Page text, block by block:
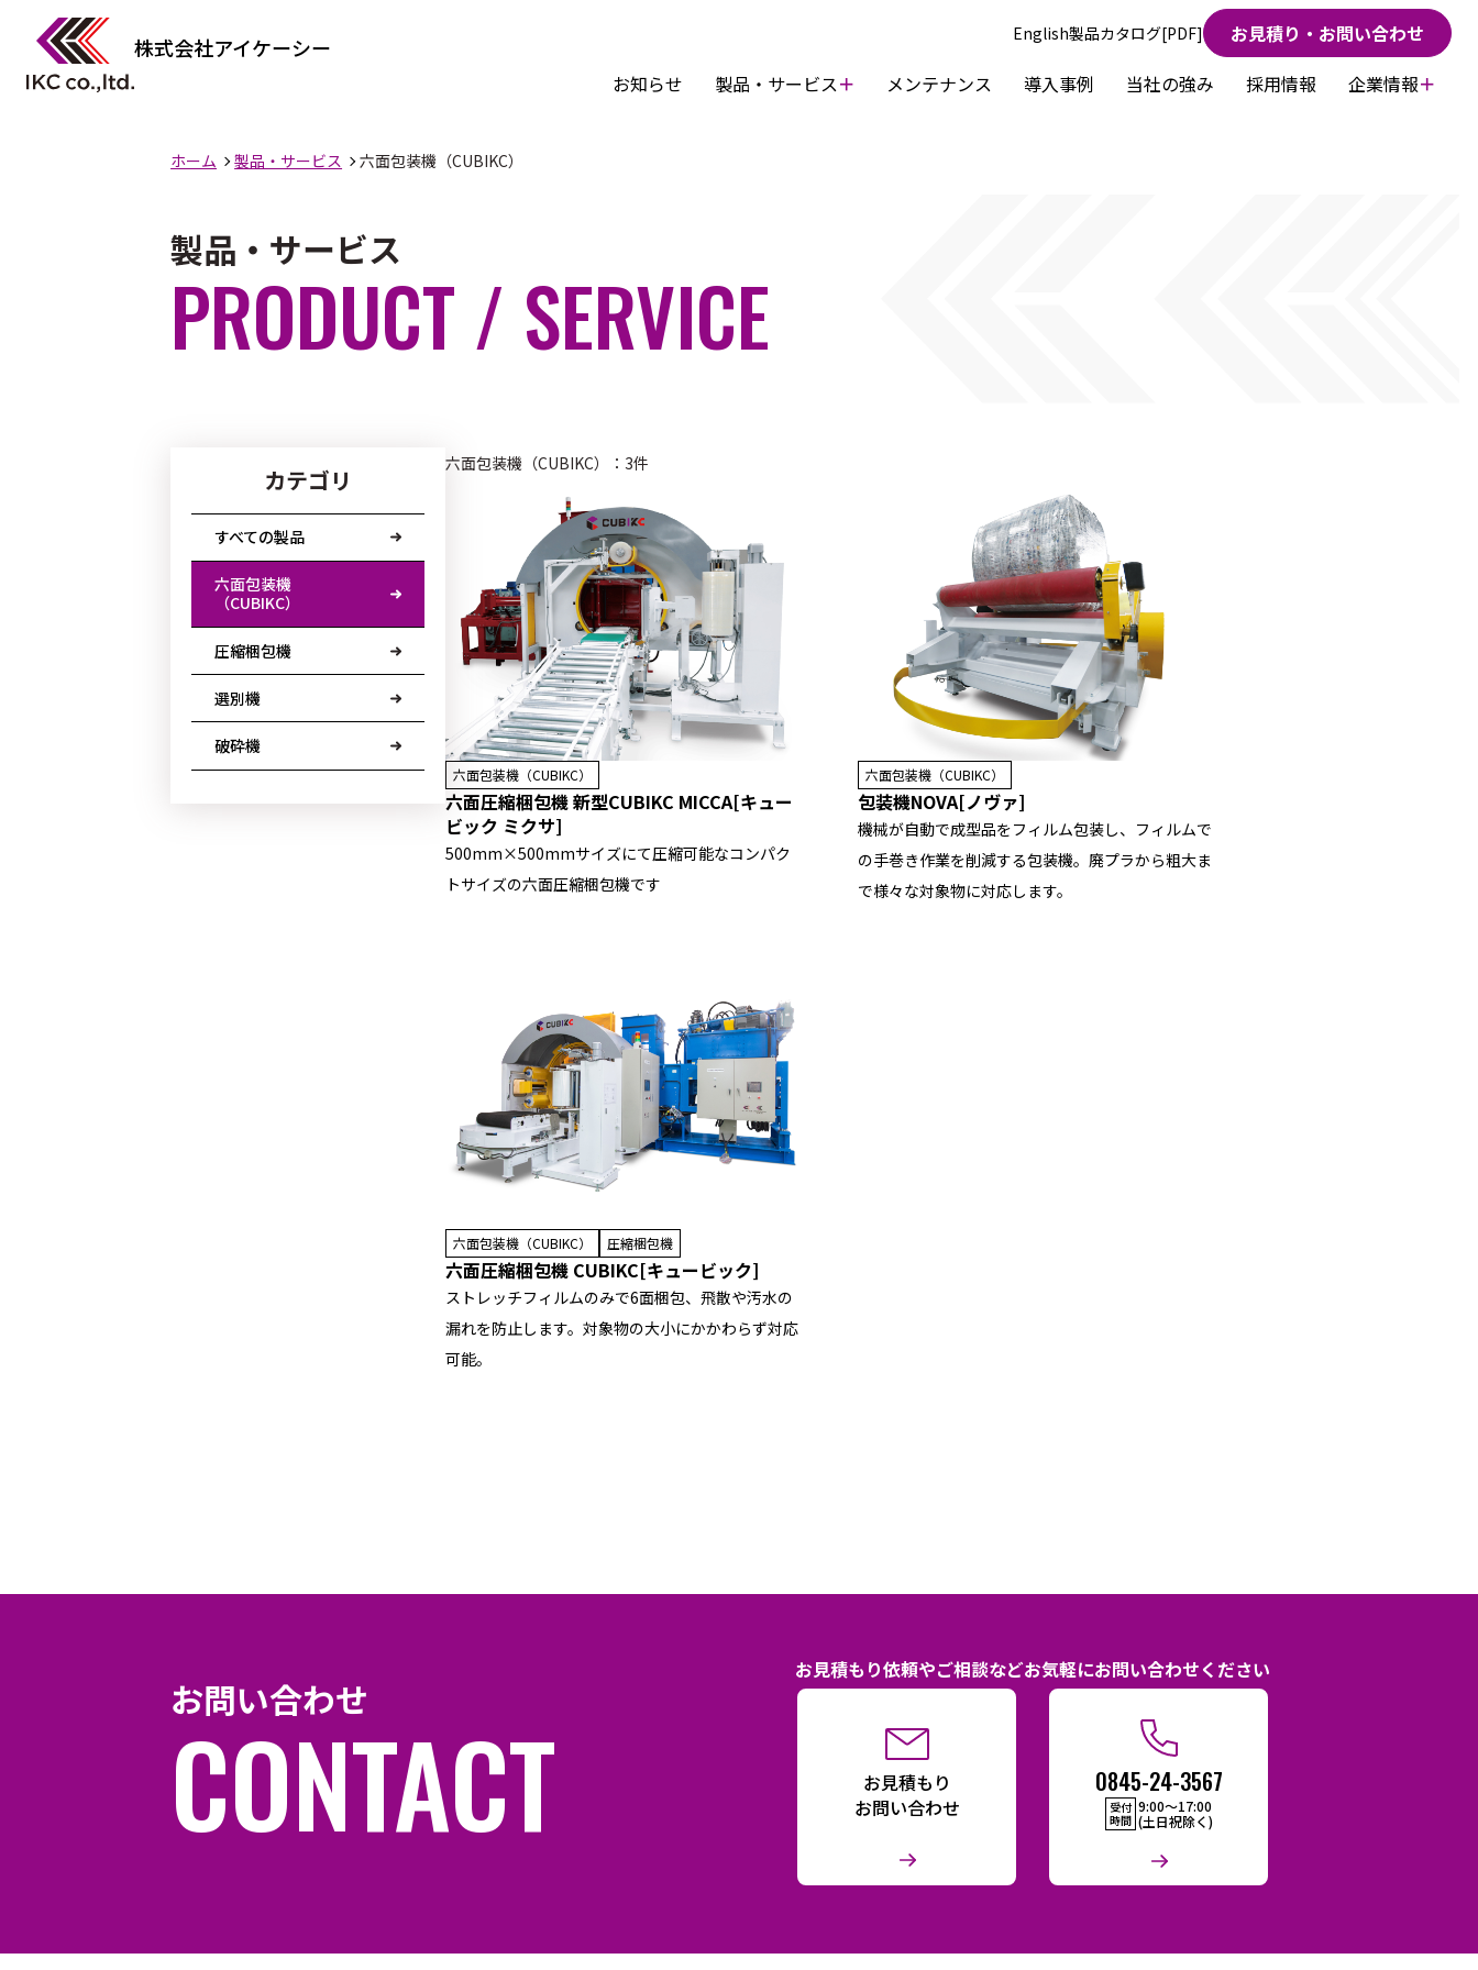
株式会社アイケーシー
English製品カタログ[PDF]
お見積り・お問い合わせ
お知らせ
製品・サービス
製品一覧 プラント設計
メンテナンス 導入事例 当社の強み 採用情報 企業情報
企業情報TOP
アクセス
ホーム 製品・サービス 六面包装機（CUBIKC）
製品・サービス
PRODUCT / SERVICE
カテゴリ
すべての製品
六面包装機
（CUBIKC）
圧縮梱包機
選別機
破砕機
六面包装機（CUBIKC）：3件
六面包装機（CUBIKC）
六面圧縮梱包機 新型CUBIKC MICCA[キュー
ビック ミクサ]
500mm×500mmサイズにて圧縮可能なコンパク
トサイズの六面圧縮梱包機です
六面包装機（CUBIKC）
包装機NOVA[ノヴァ]
機械が自動で成型品をフィルム包装し、フィルムで
の手巻き作業を削減する包装機。廃プラから粗大ま
で様々な対象物に対応します。
六面包装機（CUBIKC） 圧縮梱包機
六面圧縮梱包機 CUBIKC[キュービック]
ストレッチフィルムのみで6面梱包、飛散や汚水の
漏れを防止します。対象物の大小にかかわらず対応
可能。
お問い合わせ
CONTACT
お見積もり依頼やご相談などお気軽にお問い合わせください
お見積もり
お問い合わせ
0845-24-3567
受付
時間
9:00〜17:00
(土日祝除く)